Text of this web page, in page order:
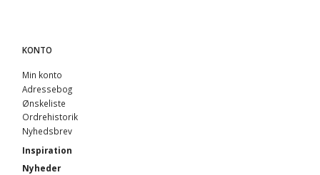
KONTO
Min konto
Adressebog
Ønskeliste
Ordrehistorik
Nyhedsbrev
Inspiration
Nyheder